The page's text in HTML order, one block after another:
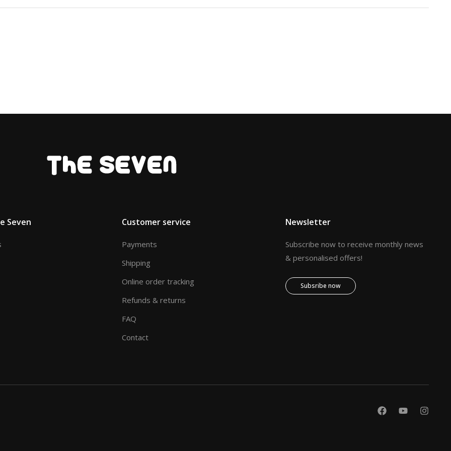
Seven Customer service
Payments
Shipping
Online order tracking
Refunds & returns
FAQ
Contact
Newsletter
Subscribe now to receive monthly news
& personalised offers!
Subsribe now